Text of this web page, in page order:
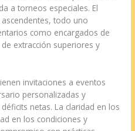
a torneos especiales. El
todo uno
como encargados de
extracción superiores y
invitaciones a eventos
personalizadas y
netas. La claridad en los
en los condiciones y